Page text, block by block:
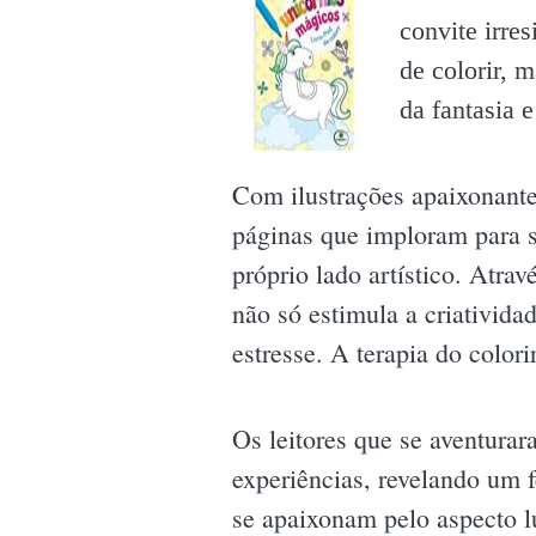
convite
de colorir,
da fantasia
Com ilustrações
páginas que imploram para
próprio lado artístico.
não só estimula a
estresse. A terapia do
Os leitores que se
experiências, revelando um
se apaixonam pelo aspecto